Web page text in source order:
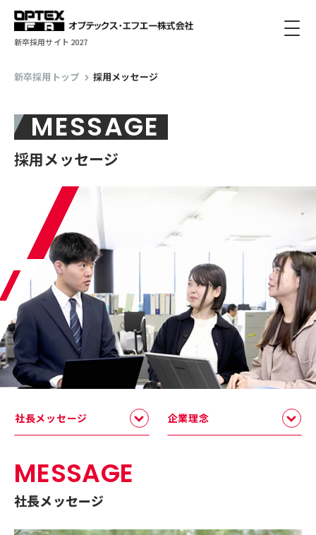
新卒採用サイト 2027
新卒採用トップ 採用メッセージ
MESSAGE
採用メッセージ
社長メッセージ 企業理念
MESSAGE
社長メッセージ